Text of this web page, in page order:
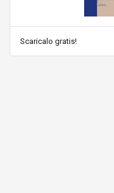
Scaricalo gratis!